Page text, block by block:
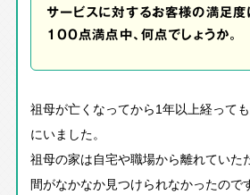
サービスに対するお客様の満足度
100点満点中、何点でしょうか。
祖母が亡くなってから1年以上経って
にいました。
祖母の家は自宅や職場から離れていた
間がなかなか見つけられなかったので